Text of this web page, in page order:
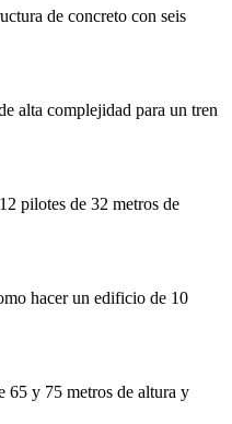
de concreto con seis
alta complejidad para un tren
pilotes de 32 metros de
hacer un edificio de 10
65 y 75 metros de altura y